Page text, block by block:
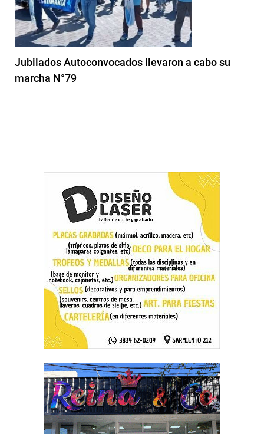
Jubilados Autoconvocados llevaron a cabo su
marcha N°79